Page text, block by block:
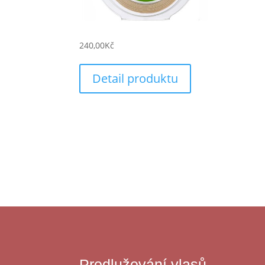
240,00Kč
Detail produktu